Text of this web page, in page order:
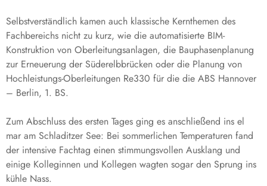
Selbstverständlich kamen auch klassische Kernthemen des
Fachbereichs nicht zu kurz, wie die automatisierte BIM-
Konstruktion von Oberleitungsanlagen, die Bauphasenplanung
zur Erneuerung der Süderelbbrücken oder die Planung von
Hochleistungs-Oberleitungen Re330 für die die ABS Hannover
– Berlin, 1. BS.
Zum Abschluss des ersten Tages ging es anschließend ins el
mar am Schladitzer See: Bei sommerlichen Temperaturen fand
der intensive Fachtag einen stimmungsvollen Ausklang und
einige Kolleginnen und Kollegen wagten sogar den Sprung ins
kühle Nass.